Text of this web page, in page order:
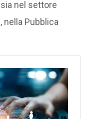
nel settore
nella Pubblica